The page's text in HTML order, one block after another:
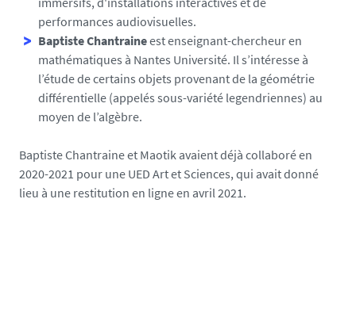
performances audiovisuelles.
Baptiste Chantraineest enseignant-chercheur en
mathématiques à Nantes Université. Il s’intéresse à
l’étude de certains objets provenant de la géométrie
différentielle (appelés sous-variété legendriennes) au
moyen de l’algèbre.
Baptiste Chantraine et Maotik avaient déjà collaboré en
2020-2021 pour une UED Art et Sciences, qui avait donné
lieu à une restitution en ligne en avril 2021.